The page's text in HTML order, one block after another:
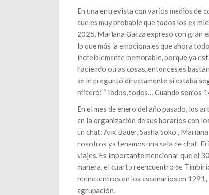
En una entrevista con varios medios de
que es muy probable que todos los ex
2025. Mariana Garza expresó con gran
lo que más la emociona es que ahora
increíblemente memorable, porque ya
haciendo otras cosas, entonces es
se le preguntó directamente si estaba
reiteró: “Todos, todos… Cuando somos
En el mes de enero del año pasado, los
en la organización de sus horarios con
un chat: Alix Bauer, Sasha Sokol,
nosotros ya tenemos una sala de chat.
viajes. Es importante mencionar que el
manera, el cuarto reencuentro de
reencuentros en los escenarios en
agrupación.